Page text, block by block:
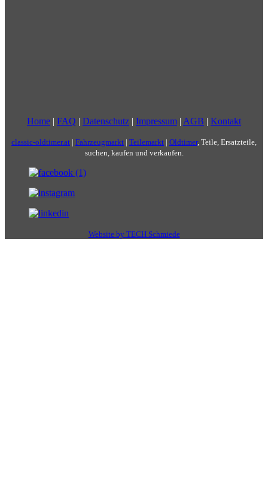
Home | FAQ | Datenschutz | Impressum | AGB | Kontakt
classic-oldtimer.at | Fahrzeugmarkt | Teilemarkt | Oldtimer, Teile, Ersatzteile,
suchen, kaufen und verkaufen.
Website by TECH Schmiede